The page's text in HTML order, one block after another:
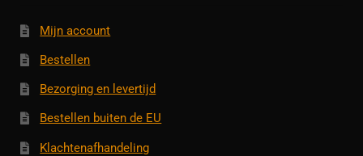
Mijn account
Bestellen
Bezorging en levertijd
Bestellen buiten de EU
Klachtenafhandeling